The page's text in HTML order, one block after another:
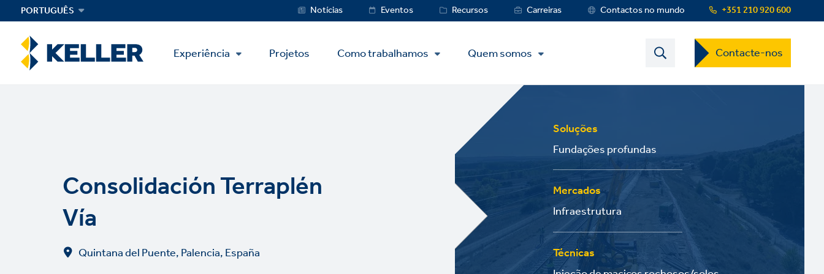
to
content
PORTUGUÊS +351 210 920 600
Service
MenuNotícias Eventos Recursos Carreiras Contactos no mundo
Main
Menu
Experiência Projetos Como trabalhamos Quem somos Contact
US
Dropdown
Menu
Contacte-nos
Consolidación Terraplén
Vía
Quintana del Puente, Palencia, España
Soluções
Fundações profundas
Mercados
Infraestrutura
Técnicas